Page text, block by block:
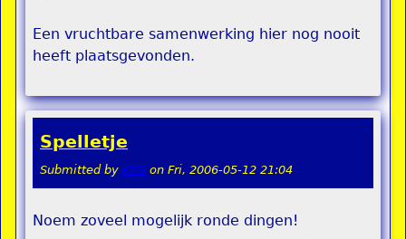
Een vruchtbare samenwerking hier nog nooit
heeft plaatsgevonden.
Spelletje
Submitted by KKS on Fri, 2006-05-12 21:04
Noem zoveel mogelijk ronde dingen!